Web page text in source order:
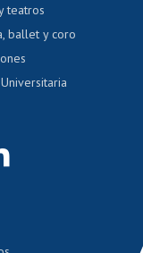
sexual y
teatros
ballet y coro